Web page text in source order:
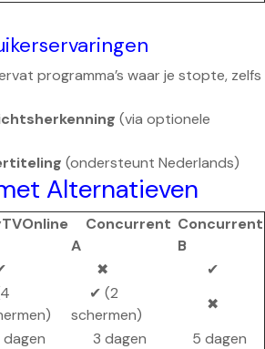
programma’s waar je stopte, zelfs
(via optionele
(ondersteunt Nederlands)
Alternatieven
Concurrent
A
Concurrent
B
✖
✔
✔ (2
schermen)
✖
3 dagen
5 dagen